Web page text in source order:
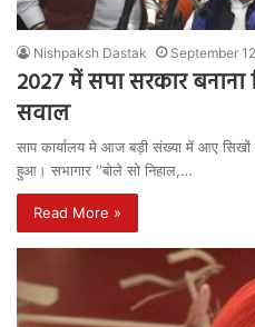
Nishpaksh Dastak September
2027 में सपा सरकार
सवाल
साप कार्यालय मे आज बड़ी संख्या में आए
हुआ। सभागार ‘‘बोले सो निहाल,…
Read More »